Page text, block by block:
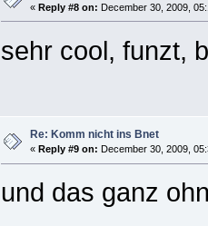
« Reply #8 on: December 30, 2009,
sehr cool, funzt,
Re: Komm nicht ins Bnet
« Reply #9 on: December 30, 2009,
und das ganz